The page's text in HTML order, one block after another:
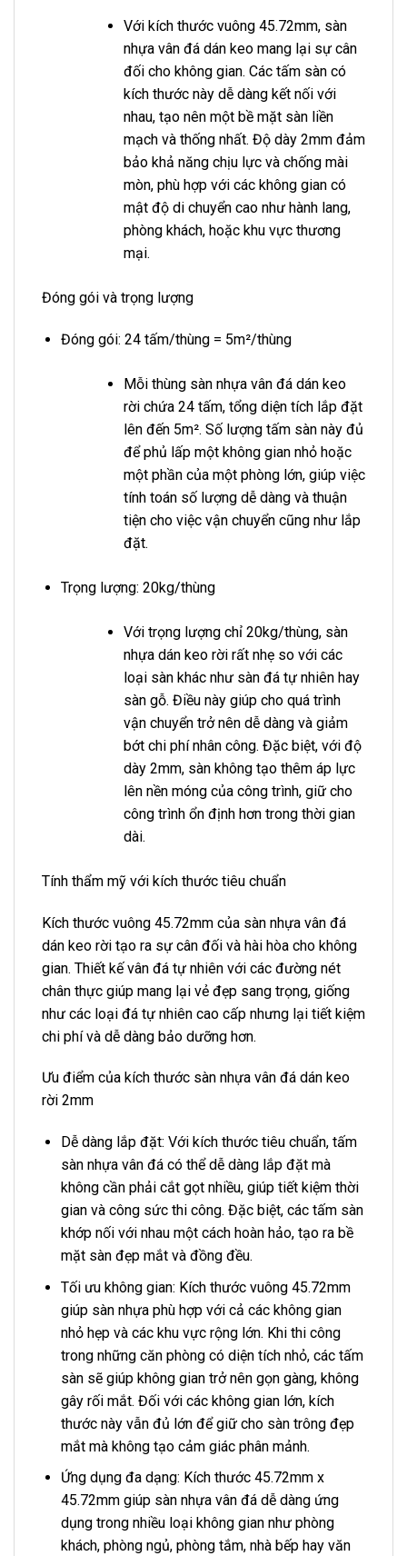
Với kích thước vuông 45.72mm, sàn
nhựa vân đá dán keo mang lại sự cân
đối cho không gian. Các tấm sàn có
kích thước này dễ dàng kết nối với
nhau, tạo nên một bề mặt sàn liền
mạch và thống nhất. Độ dày 2mm đảm
bảo khả năng chịu lực và chống mài
mòn, phù hợp với các không gian có
mật độ di chuyển cao như hành lang,
phòng khách, hoặc khu vực thương
mại.
Đóng gói và trọng lượng
Đóng gói: 24 tấm/thùng = 5m²/thùng
Mỗi thùng sàn nhựa vân đá dán keo
rời chứa 24 tấm, tổng diện tích lắp đặt
lên đến 5m². Số lượng tấm sàn này đủ
để phủ lấp một không gian nhỏ hoặc
một phần của một phòng lớn, giúp việc
tính toán số lượng dễ dàng và thuận
tiện cho việc vận chuyển cũng như lắp
đặt.
Trọng lượng: 20kg/thùng
Với trọng lượng chỉ 20kg/thùng, sàn
nhựa dán keo rời rất nhẹ so với các
loại sàn khác như sàn đá tự nhiên hay
sàn gỗ. Điều này giúp cho quá trình
vận chuyển trở nên dễ dàng và giảm
bớt chi phí nhân công. Đặc biệt, với độ
dày 2mm, sàn không tạo thêm áp lực
lên nền móng của công trình, giữ cho
công trình ổn định hơn trong thời gian
dài.
Tính thẩm mỹ với kích thước tiêu chuẩn
Kích thước vuông 45.72mm của sàn nhựa vân đá
dán keo rời tạo ra sự cân đối và hài hòa cho không
gian. Thiết kế vân đá tự nhiên với các đường nét
chân thực giúp mang lại vẻ đẹp sang trọng, giống
như các loại đá tự nhiên cao cấp nhưng lại tiết kiệm
chi phí và dễ dàng bảo dưỡng hơn.
Ưu điểm của kích thước sàn nhựa vân đá dán keo
rời 2mm
Dễ dàng lắp đặt: Với kích thước tiêu chuẩn, tấm
sàn nhựa vân đá có thể dễ dàng lắp đặt mà
không cần phải cắt gọt nhiều, giúp tiết kiệm thời
gian và công sức thi công. Đặc biệt, các tấm sàn
khớp nối với nhau một cách hoàn hảo, tạo ra bề
mặt sàn đẹp mắt và đồng đều.
Tối ưu không gian: Kích thước vuông 45.72mm
giúp sàn nhựa phù hợp với cả các không gian
nhỏ hẹp và các khu vực rộng lớn. Khi thi công
trong những căn phòng có diện tích nhỏ, các tấm
sàn sẽ giúp không gian trở nên gọn gàng, không
gây rối mắt. Đối với các không gian lớn, kích
thước này vẫn đủ lớn để giữ cho sàn trông đẹp
mắt mà không tạo cảm giác phân mảnh.
Ứng dụng đa dạng: Kích thước 45.72mm x
45.72mm giúp sàn nhựa vân đá dễ dàng ứng
dụng trong nhiều loại không gian như phòng
khách, phòng ngủ, phòng tắm, nhà bếp hay văn